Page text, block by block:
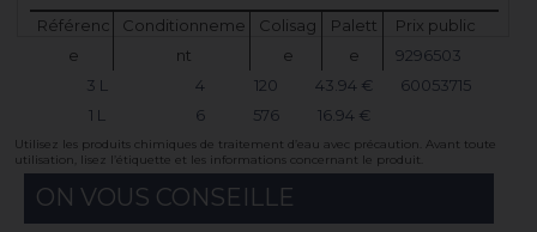
Référenc
e
Conditionneme
nt
Colisag
e
Palett
e
Prix public
9296503
3 L
4 120 43.94 €
60053715
1 L
6 576 16.94 €
Utilisez les produits chimiques de traitement d’eau avec précaution. Avant toute
utilisation, lisez l’étiquette et les informations concernant le produit.
ON VOUS CONSEILLE